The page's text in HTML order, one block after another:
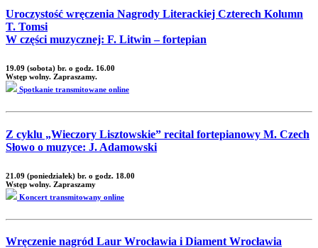
Uroczystość wręczenia Nagrody Literackiej Czterech Kolumn
T. Tomsi
W części muzycznej: F. Litwin – fortepian
19.09 (sobota) br. o godz. 16.00
Wstęp wolny. Zapraszamy.
Spotkanie transmitowane online
Z cyklu „Wieczory Lisztowskie” recital fortepianowy M. Czech
Słowo o muzyce: J. Adamowski
21.09 (poniedziałek) br. o godz. 18.00
Wstęp wolny. Zapraszamy
Koncert transmitowany online
Wręczenie nagród Laur Wrocławia i Diament Wrocławia